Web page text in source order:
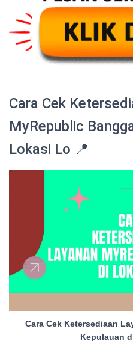
Cara Cek
MyRepublic
Lokasi Lo 📍
Cara Cek Ketersediaan
Kepulauan